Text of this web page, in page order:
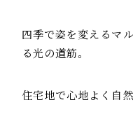
四季で姿を変えるマ
る光の道筋。
住宅地で心地よく自